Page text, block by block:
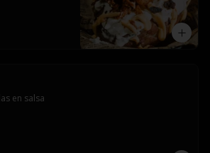
en salsa